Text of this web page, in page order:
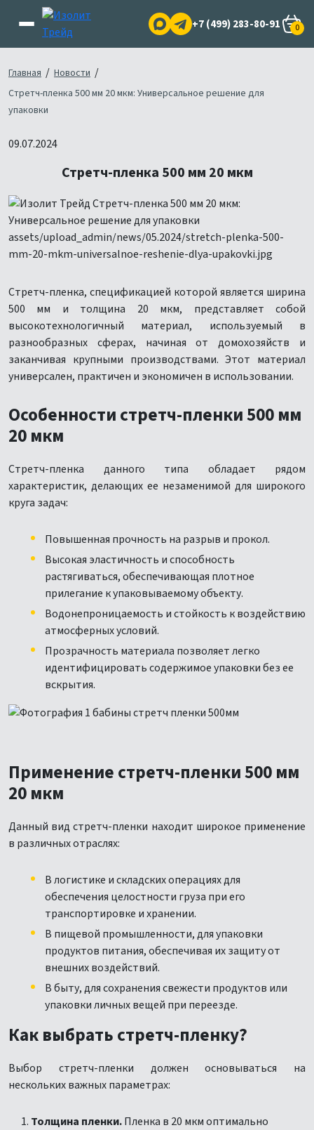
+7 (499) 283-80-91 0
Главная / Новости /
Стретч-пленка 500 мм 20 мкм: Универсальное решение для
упаковки
09.07.2024
Стретч-пленка 500 мм 20 мкм
Стретч-пленка, спецификацией которой является ширина
500 мм и толщина 20 мкм, представляет собой
высокотехнологичный материал, используемый в
разнообразных сферах, начиная от домохозяйств и
заканчивая крупными производствами. Этот материал
универсален, практичен и экономичен в использовании.
Особенности стретч-пленки 500 мм
20 мкм
Стретч-пленка данного типа обладает рядом
характеристик, делающих ее незаменимой для широкого
круга задач:
Повышенная прочность на разрыв и прокол.
Высокая эластичность и способность
растягиваться, обеспечивающая плотное
прилегание к упаковываемому объекту.
Водонепроницаемость и стойкость к воздействию
атмосферных условий.
Прозрачность материала позволяет легко
идентифицировать содержимое упаковки без ее
вскрытия.
Применение стретч-пленки 500 мм
20 мкм
Данный вид стретч-пленки находит широкое применение
в различных отраслях:
В логистике и складских операциях для
обеспечения целостности груза при его
транспортировке и хранении.
В пищевой промышленности, для упаковки
продуктов питания, обеспечивая их защиту от
внешних воздействий.
В быту, для сохранения свежести продуктов или
упаковки личных вещей при переезде.
Как выбрать стретч-пленку?
Выбор стретч-пленки должен основываться на
нескольких важных параметрах:
Толщина пленки.Пленка в 20 мкм оптимально